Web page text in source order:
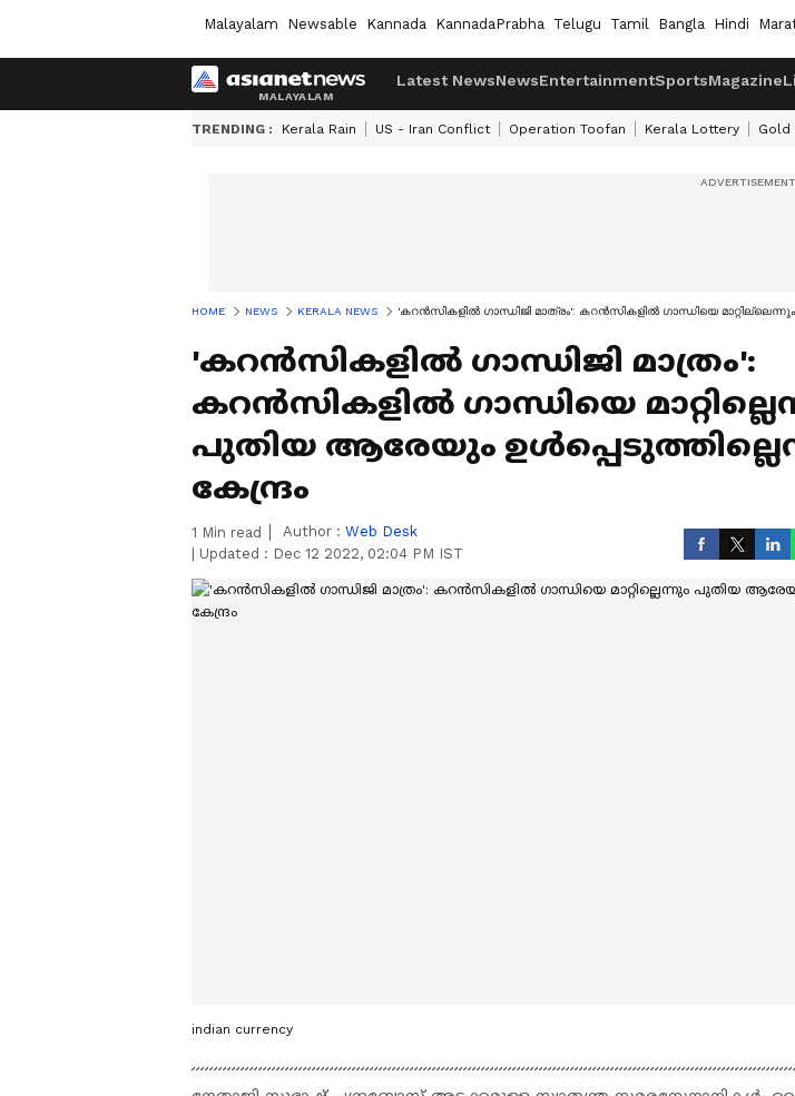
Malayalam Newsable Kannada KannadaPrabha Telugu Tamil Bangla Hindi
Latest NewsNewsEntertainmentSportsMagazine
TRENDING : Kerala Rain US - Iran Conflict Operation Toofan Kerala Lottery Gold
HOME NEWS KERALA NEWS 'കറൻസികളിൽ ഗാന്ധിജി മാത്രം': കറൻസികളിൽ ഗാന്ധിയെ
'കറൻസികളിൽ ഗാന്ധിജി മാത്രം':
കറൻസികളിൽ ഗാന്ധിയെ
പുതിയ ആരേയും
കേന്ദ്രം
1 Min read Author : Web Desk
Updated : Dec 12 2022, 02:04 PM IST
indian currency